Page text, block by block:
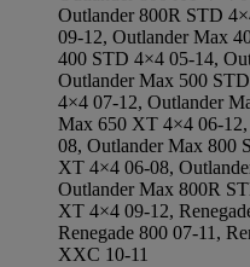
Outlander 800R STD
09-12, Outlander Max
400 STD 4×4 05-14,
Outlander Max 500
4×4 07-12, Outlander
Max 650 XT 4×4 06-
08, Outlander Max 800
XT 4×4 06-08,
Outlander Max 800R
XT 4×4 09-12,
Renegade 800 07-11,
XXC 10-11